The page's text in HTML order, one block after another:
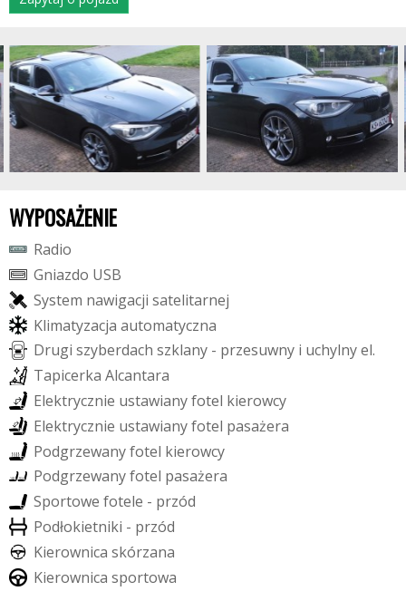
WYPOSAŻENIE
Radio
Gniazdo USB
System nawigacji satelitarnej
Klimatyzacja automatyczna
Drugi szyberdach szklany - przesuwny i uchylnyel.
Tapicerka Alcantara
Elektrycznie ustawianyfotel kierowcy
Elektrycznie ustawianyfotel pasażera
Podgrzewanyfotel kierowcy
Podgrzewanyfotel pasażera
Sportowe fotele - przód
Podłokietniki - przód
Kierownica skórzana
Kierownica sportowa